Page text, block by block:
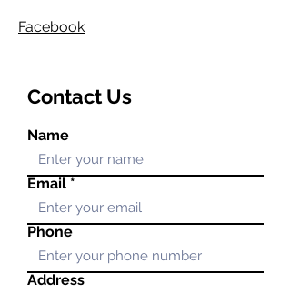
Facebook
Contact Us
Name
Email
Phone
Address